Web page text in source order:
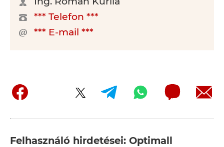
*** Telefon ***
*** E-mail ***
Felhasználó hirdetései: Optimall